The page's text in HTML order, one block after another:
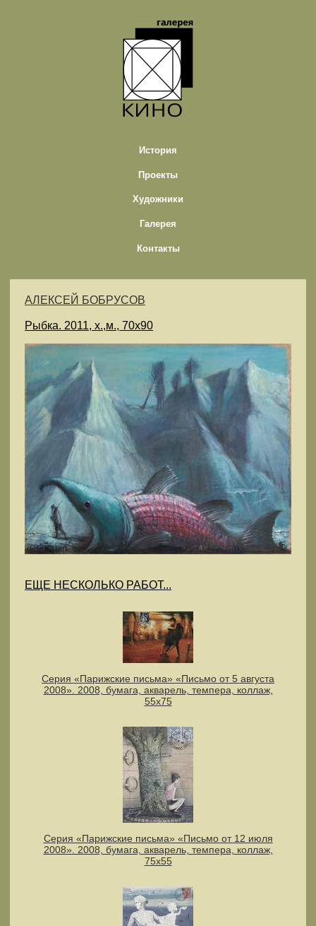
История
Проекты
Художники
Галерея
Контакты
АЛЕКСЕЙ БОБРУСОВ
Рыбка. 2011, х.,м., 70х90
ЕЩЕ НЕСКОЛЬКО РАБОТ...
Серия «Парижские письма» «Письмо от 5 августа
2008». 2008, бумага, акварель, темпера, коллаж,
55х75
Серия «Парижские письма» «Письмо от 12 июля
2008». 2008, бумага, акварель, темпера, коллаж,
75х55